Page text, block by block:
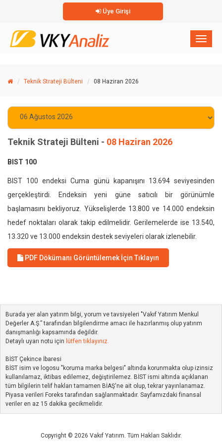
Üye Girişi
×
Teknik Strateji Bülteni 08 Haziran 2026
Teknik Strateji Bülteni - 08 Haziran 2026
BIST 100
BIST 100 endeksi Cuma günü kapanışını 13.694 seviyesinden
gerçekleştirdi. Endeksin yeni güne satıcılı bir görünümle
başlamasını bekliyoruz. Yükselişlerde 13.800 ve 14.000 endeksin
hedef noktaları olarak takip edilmelidir. Gerilemelerde ise 13.540,
13.320 ve 13.000 endeksin destek seviyeleri olarak izlenebilir.
PDF Dökümanı Görüntülemek İçin Tıklayın
Burada yer alan yatırım bilgi, yorum ve tavsiyeleri "Vakıf Yatırım Menkul
Değerler A.Ş.” tarafından bilgilendirme amacı ile hazırlanmış olup yatırım
danışmanlığı kapsamında değildir.
Detaylı uyarı notu için lütfen tıklayınız.
BİST Çekince İbaresi
BİST isim ve logosu "koruma marka belgesi" altında korunmakta olup izinsiz
kullanılamaz, iktibas edilemez, değiştirilemez. BİST ismi altında açıklanan
tüm bilgilerin telif hakları tamamen BİAŞ'ne ait olup, tekrar yayınlanamaz.
Piyasa verileri Foreks tarafından sağlanmaktadır. Sayfamızdaki finansal
veriler en az 15 dakika gecikmelidir.
Copyright © 2026 Vakıf Yatırım. Tüm Hakları Saklıdır.